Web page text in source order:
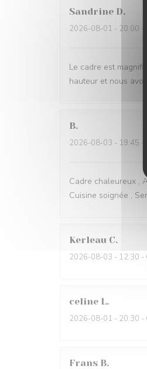
Sandrine D
2026-08-01 - 20:00 -
Le cadre est
hauteur et nous
B
2026-08-03 - 19:45 -
Cadre chaleureux ,
Cuisine soignée ,
Kerleau C
2026-08-03 - 12:30 -
celine L
2026-08-01 - 20:30 -
Frans B